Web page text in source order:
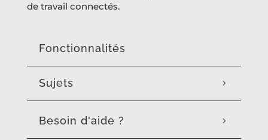
de travail connectés.
Fonctionnalités
Sujets
Besoin d'aide ?